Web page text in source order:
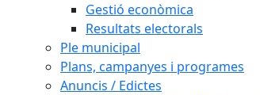
Gestió econòmica
Resultats electorals
Ple municipal
Plans, campanyes i programes
Anuncis / Edictes